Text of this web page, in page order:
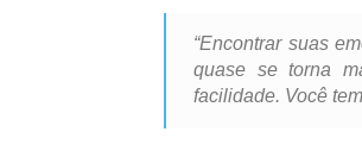
“Encontrar suas
quase se torna
facilidade. Você